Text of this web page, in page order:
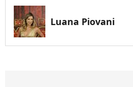
Luana Piovani